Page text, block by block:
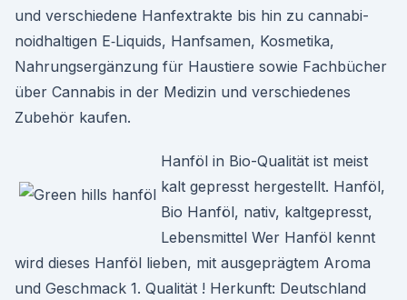
und ver­schiedene Han­fex­trak­te bis hin zu cannabi­
noid­halti­gen E‑Liquids, Han­f­samen, Kos­meti­ka,
Nahrungsergänzung für Haustiere sowie Fach­büch­er
über Cannabis in der Medi­zin und ver­schiedenes
Zube­hör kaufen.
Hanföl in Bio-Qualität ist meist
kalt gepresst hergestellt. Hanföl,
Bio Hanföl, nativ, kaltgepresst,
Lebensmittel Wer Hanföl kennt
wird dieses Hanföl lieben, mit ausgeprägtem Aroma
und Geschmack 1. Qualität ! Herkunft: Deutschland